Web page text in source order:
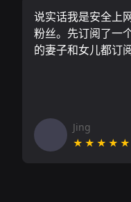
说实话我是安全上
粉丝。先订阅了一
的妻子和女儿都订
Jing
★★★★★